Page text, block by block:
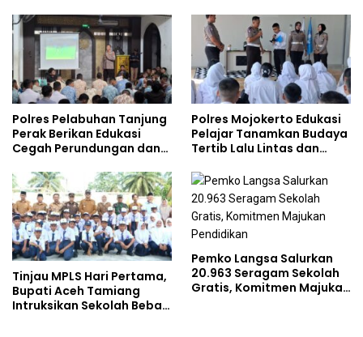
Kalangan Remaja
Doktoral Internasional
Polres Pelabuhan Tanjung
Perak Berikan Edukasi
Cegah Perundungan dan
kepada Pelajar MPLS
Polres Mojokerto Edukasi
Pelajar Tanamkan Budaya
Tertib Lalu Lintas dan
Tinjau MPLS Hari Pertama,
Bupati Aceh Tamiang
Intruksikan Sekolah Bebas
Pemko Langsa Salurkan
20.963 Seragam Sekolah
Gratis, Komitmen Majukan